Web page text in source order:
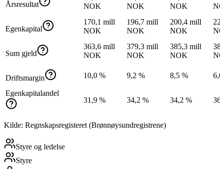
Årsresultat
NOK
NOK
NOK
Egenkapital
170,1 mill
NOK
196,7 mill
NOK
200,4 mill
NOK
Sum gjeld
363,6 mill
NOK
379,3 mill
NOK
385,3 mill
NOK
Driftsmargin 10,0 % 9,2 % 8,5 %
Egenkapitalandel
31,9 %
34,2 % 34,2 %
Kilde: Regnskapsregisteret (Brønnøysundregistrene)
Styre og ledelse
Styre